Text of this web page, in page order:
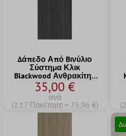
Δάπεδο Από Bινύλιο
Σύστημα Κλικ
Blackwood Ανθρακίτης
17,2x121cm
35,00 €
ανά
(2.17 Πακέτο(α) = 75,96 €)